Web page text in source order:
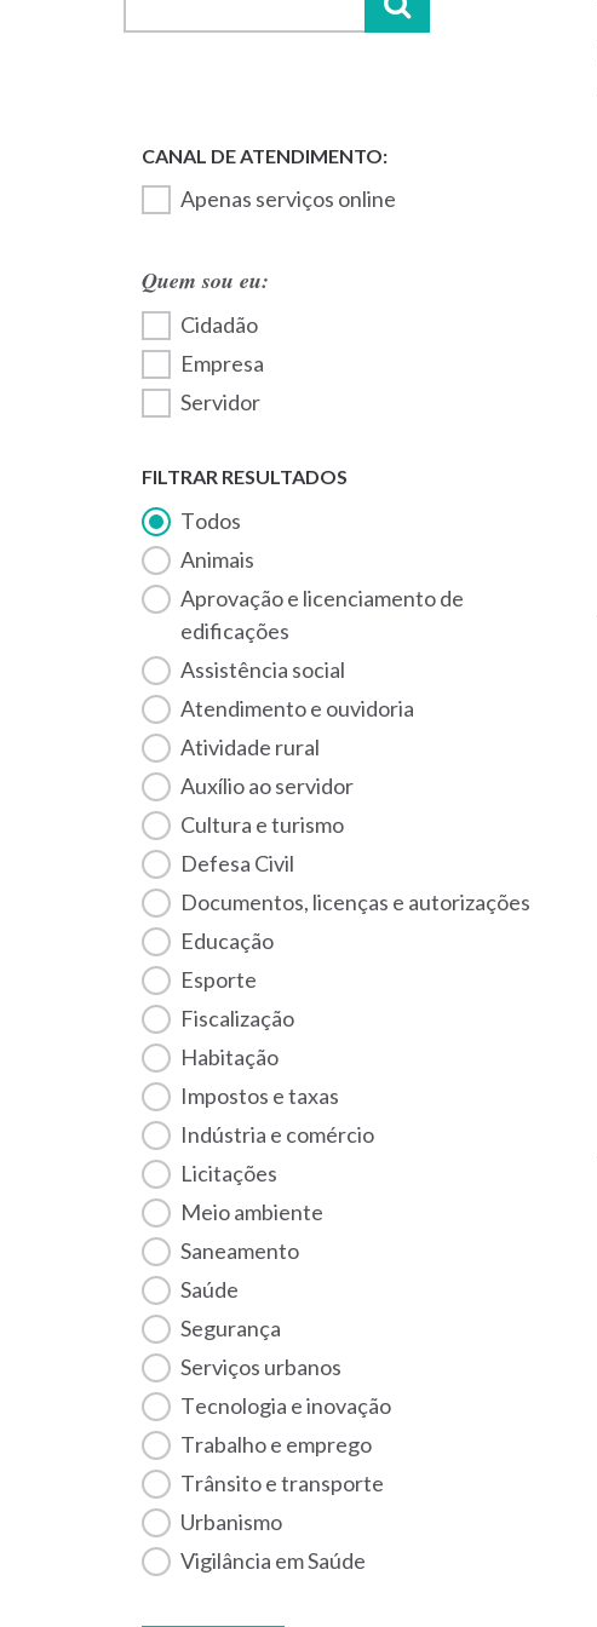
Apenas serviços online
Quem sou eu:
Cidadão
Empresa
Servidor
FILTRAR RESULTADOS
Todos
Animais
Aprovação e licenciamento de
edificações
Assistência social
Atendimento e ouvidoria
Atividade rural
Auxílio ao servidor
Cultura e turismo
Defesa Civil
Documentos, licenças e autorizações
Educação
Esporte
Fiscalização
habitação
Impostos e taxas
Indústria e comércio
Licitações
Meio ambiente
Saneamento
Saúde
Segurança
Serviços urbanos
Tecnologia e inovação
Trabalho e emprego
Trânsito e transporte
Urbanismo
Vigilância em Saúde